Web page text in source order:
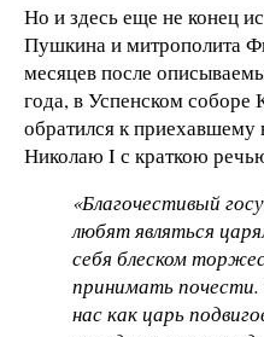
Но и здесь еще не конец
Пушкина и митрополита
месяцев после
года, в Успенском
обратился к
Николаю I с краткою
«Благочестивый
любят являться
себя блеском
принимать почести.
нас как царь